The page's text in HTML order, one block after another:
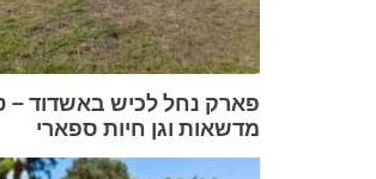
פארק נחל לכיש באשדוד –
מדשאות וגן חיות ספארי